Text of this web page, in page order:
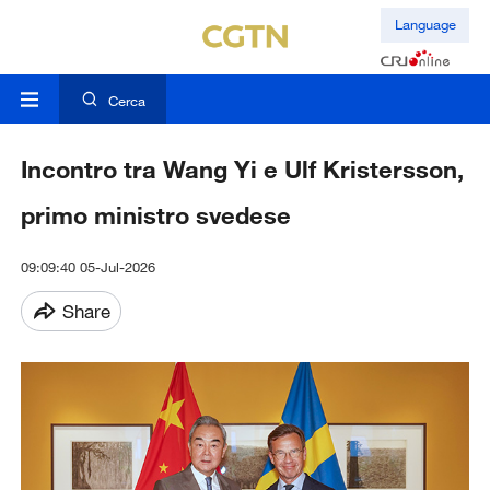
Language
Cerca
Incontro tra Wang Yi e Ulf Kristersson,
primo ministro svedese
09:09:40 05-Jul-2026
Share